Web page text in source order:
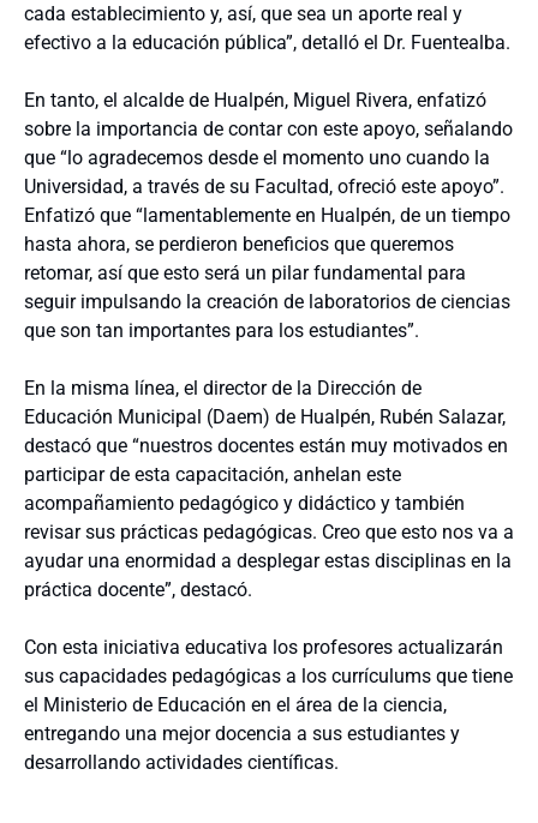
cada establecimiento y, así, que sea un aporte real y
efectivo a la educación pública”, detalló el Dr. Fuentealba.
En tanto, el alcalde de Hualpén, Miguel Rivera, enfatizó
sobre la importancia de contar con este apoyo, señalando
que “lo agradecemos desde el momento uno cuando la
Universidad, a través de su Facultad, ofreció este apoyo”.
Enfatizó que “lamentablemente en Hualpén, de un tiempo
hasta ahora, se perdieron beneficios que queremos
retomar, así que esto será un pilar fundamental para
seguir impulsando la creación de laboratorios de ciencias
que son tan importantes para los estudiantes”.
En la misma línea, el director de la Dirección de
Educación Municipal (Daem) de Hualpén, Rubén Salazar,
destacó que “nuestros docentes están muy motivados en
participar de esta capacitación, anhelan este
acompañamiento pedagógico y didáctico y también
revisar sus prácticas pedagógicas. Creo que esto nos va a
ayudar una enormidad a desplegar estas disciplinas en la
práctica docente”, destacó.
Con esta iniciativa educativa los profesores actualizarán
sus capacidades pedagógicas a los currículums que tiene
el Ministerio de Educación en el área de la ciencia,
entregando una mejor docencia a sus estudiantes y
desarrollando actividades científicas.